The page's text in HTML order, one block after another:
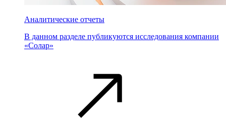
Аналитические отчеты
В данном разделе публикуются исследования компании
«Солар»